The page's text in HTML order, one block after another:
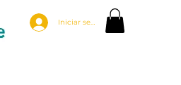
Iniciar sesión